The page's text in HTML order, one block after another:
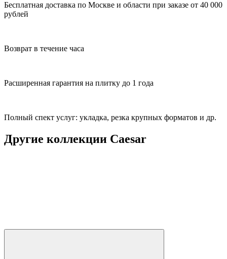
Бесплатная доставка по Москве и области при заказе от 40 000
рублей
Возврат в течение часа
Расширенная гарантия на плитку до 1 года
Полный спект услуг: укладка, резка крупных форматов и др.
Другие коллекции Caesar